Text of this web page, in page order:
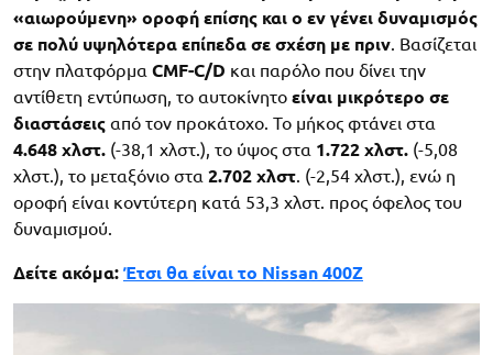
«αιωρούμενη» οροφή επίσης και ο εν γένει δυναμισμός
σε πολύ υψηλότερα επίπεδα σε σχέση με πριν. Βασίζεται
στην πλατφόρμα CMF-C/D και παρόλο που δίνει την
αντίθετη εντύπωση, το αυτοκίνητο είναι μικρότερο σε
διαστάσεις από τον προκάτοχο. Το μήκος φτάνει στα
4.648 χλστ. (-38,1 χλστ.), το ύψος στα 1.722 χλστ. (-5,08
χλστ.), το μεταξόνιο στα 2.702 χλστ. (-2,54 χλστ.), ενώ η
οροφή είναι κοντύτερη κατά 53,3 χλστ. προς όφελος του
δυναμισμού.
Δείτε ακόμα: Έτσι θα είναι το Nissan 400Z